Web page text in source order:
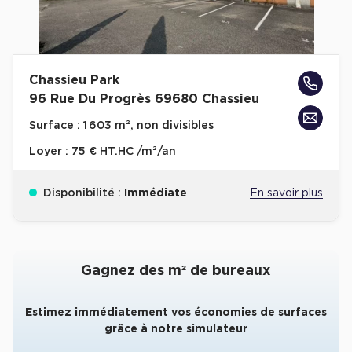
Collections de Logistique
Logistique urbaine
Entrepôts Messagerie
Location de Commerces à Toulouse
Location de Commerces à Reims
Chassieu Park
96 Rue Du Progrès 69680 Chassieu
Surface : 1 603 m², non divisibles
Loyer : 75 € HT.HC /m²/an
Disponibilité : Immédiate En savoir plus
Gagnez des m² de bureaux
Estimez immédiatement vos économies de surfaces
grâce à notre simulateur